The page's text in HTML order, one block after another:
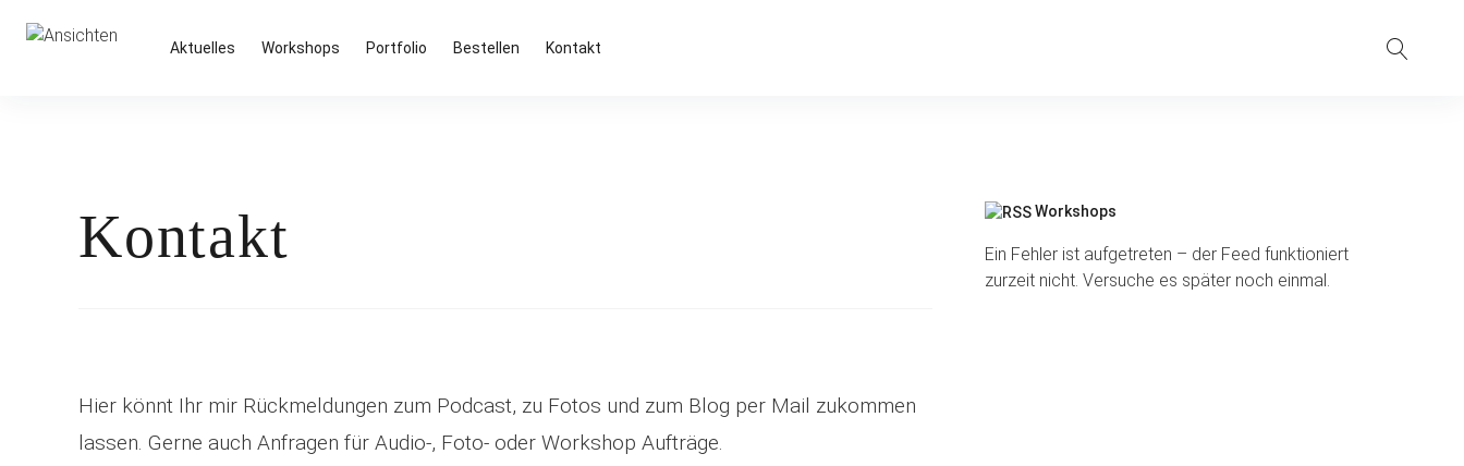
überspringen
Ansichten
Boris' Fotografie-BlogAktuelles Workshops Portfolio Bestellen Kontakt
Kontakt
Hier könnt Ihr mir Rückmeldungen zum Podcast, zu Fotos und zum Blog per Mail zukommen
lassen. Gerne auch Anfragen für Audio-, Foto- oder Workshop Aufträge.
Workshops
Ein Fehler ist aufgetreten – der Feed funktioniert
zurzeit nicht. Versuche es später noch einmal.